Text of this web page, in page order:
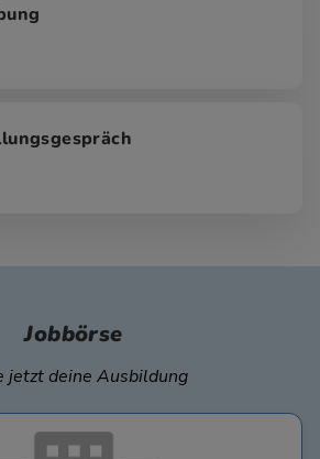
Jobbörse
jetzt deine Ausbildung